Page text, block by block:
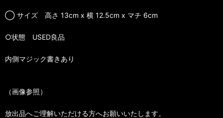
◯ サイズ 高さ 13cm x 横 12.5cm x マチ 6cm
○状態 USED良品
内側マジック書きあり
（画像参照）
放出品へご理解いただける方へお願いいたします。